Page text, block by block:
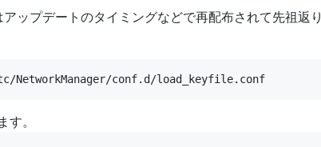
プデートのタイミングなどで再配布されて先祖返り
NetworkManager/conf.d/load_keyfile.conf
。